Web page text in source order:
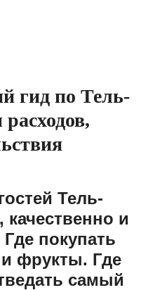
гид по Тель-
Тель-
качественно и
покупать
фрукты. Где
самый